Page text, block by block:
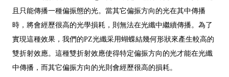
且只能傳播一種偏振態的光。當其它偏振方向的光在其中傳播
時，將會經歷很高的光學損耗，則無法在光纖中繼續傳播。為了
實現這種效果，我們的PZ光纖采用蝴蝶結幾何形狀來產生較高的
雙折射效應。這種雙折射效應使得特定偏振方向的光才能在光纖
中傳播，而其它偏振方向的光則會經歷很高的損耗。